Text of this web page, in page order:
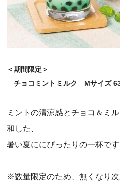
＜期間限定＞
チョコミントミルク Mサイズ
ミントの清涼感とチョコ＆ミ
和した、
暑い夏ににぴったりの一杯です
※数量限定のため、無くなり